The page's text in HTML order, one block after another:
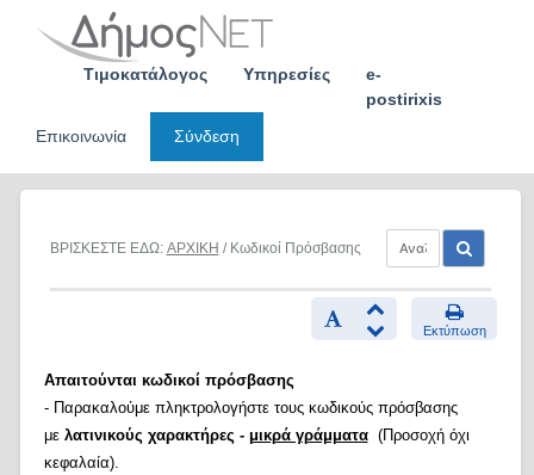
Τιμοκατάλογος Υπηρεσίες
e-
postirixis
Επικοινωνία
Σύνδεση
ΒΡΙΣΚΕΣΤΕ ΕΔΩ: ΑΡΧΙΚΗ / Κωδικοί Πρόσβασης
Εκτύπωση
Απαιτούνται κωδικοί πρόσβασης
- Παρακαλούμε πληκτρολογήστε τους κωδικούς πρόσβασης
με λατινικούς χαρακτήρες - μικρά γράμματα(Προσοχή όχι
κεφαλαία).